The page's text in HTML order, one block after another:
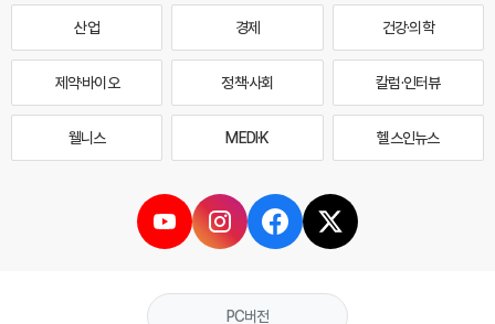
산업 경제 건강·의학
제약·바이오 정책·사회 칼럼·인터뷰
웰니스 MEDI·K 헬스인뉴스
PC버전